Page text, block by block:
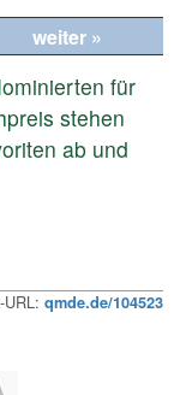
weiter »
für
stehen
ab und
URL: qmde.de/104523